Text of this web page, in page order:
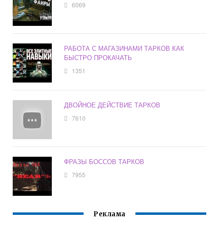
6069
РАБОТА С МАГАЗИНАМИ ТАРКОВ КАК
БЫСТРО ПРОКАЧАТЬ
1351
ДВОЙНОЕ ДЕЙСТВИЕ ТАРКОВ
7610
ФРАЗЫ БОССОВ ТАРКОВ
7955
Реклама